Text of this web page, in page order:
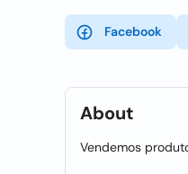
Facebook
About
Vendemos